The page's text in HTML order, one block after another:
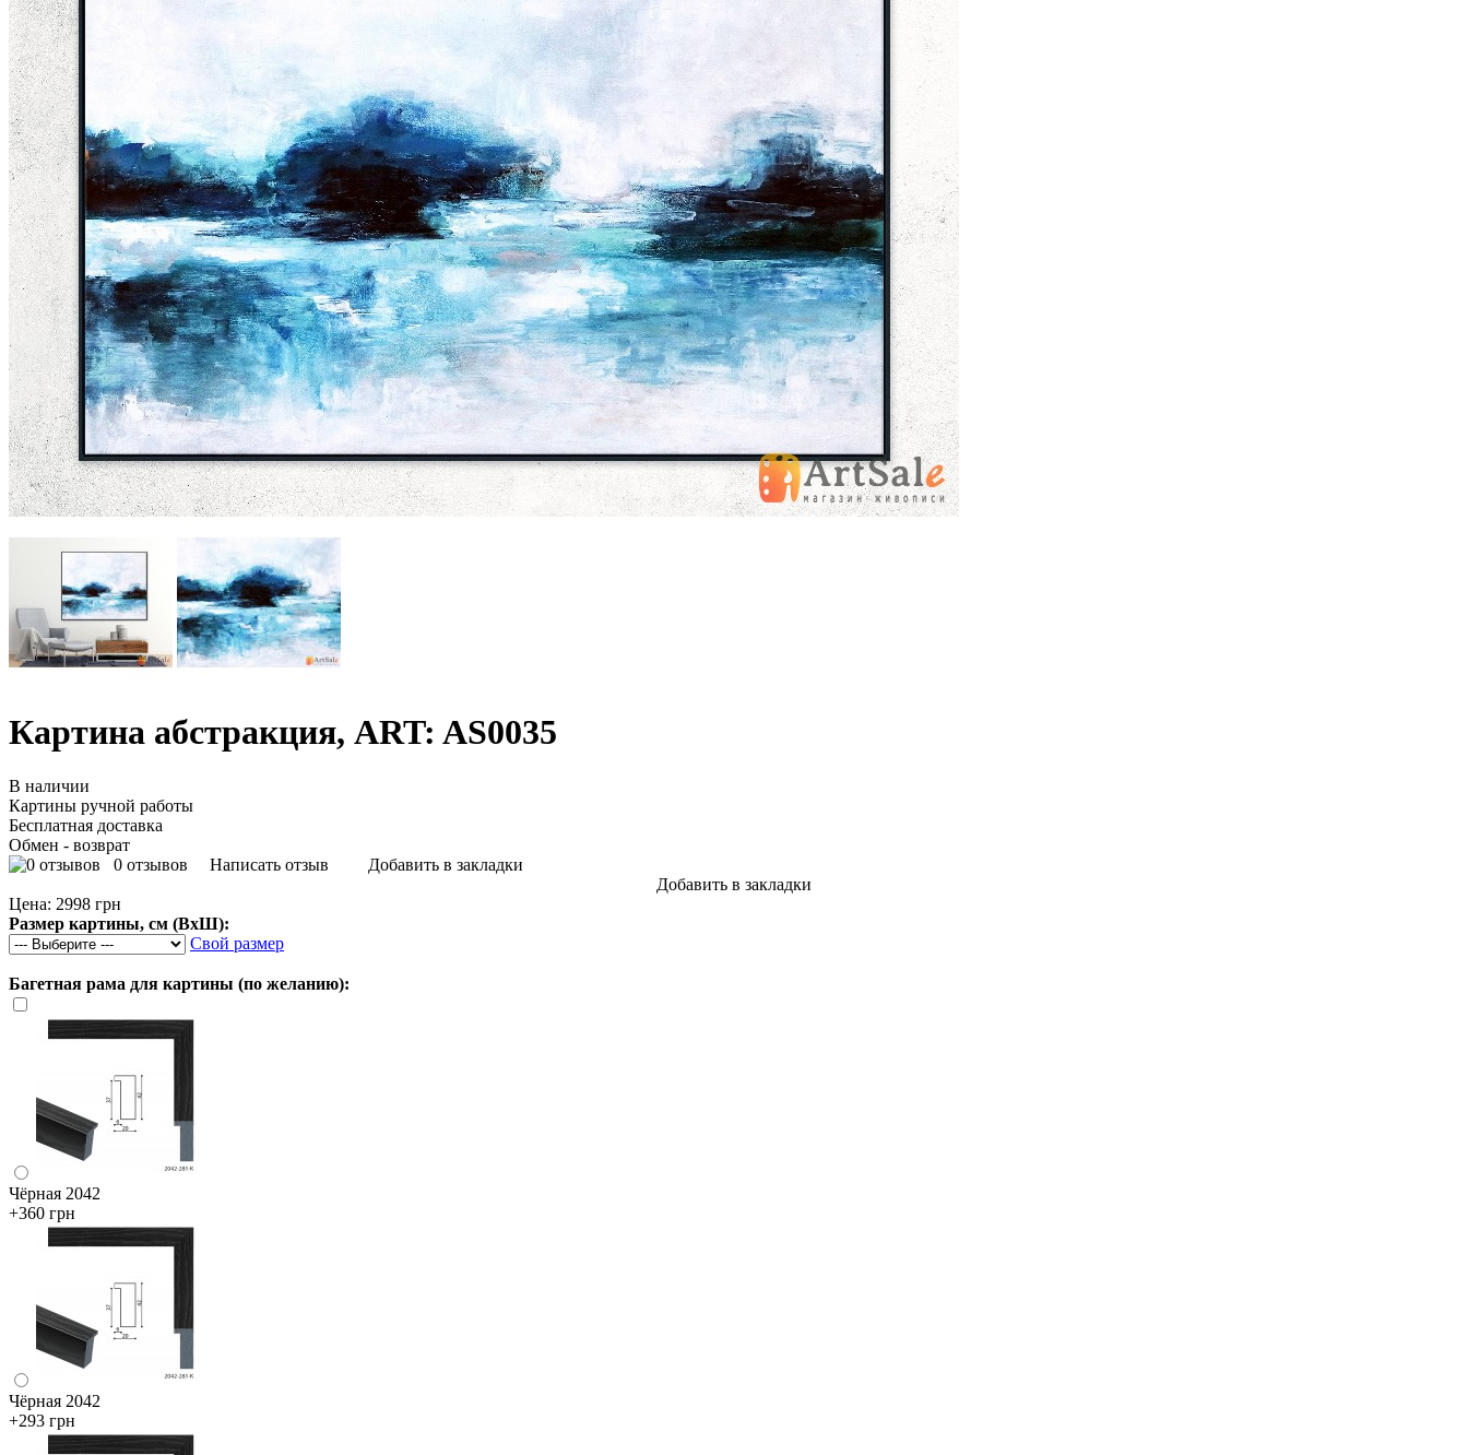
Картина абстракция, ART: AS0035
В наличии
Картины ручной работы
Бесплатная доставка
Обмен - возврат
0 отзывов
Написать отзыв
Добавить в закладки
Добавить в закладки
Цена: 2998 грн
Размер картины, см (ВхШ):
Свой размер
Багетная рама для картины (по желанию):
Чёрная 2042
+360 грн
Чёрная 2042
+293 грн